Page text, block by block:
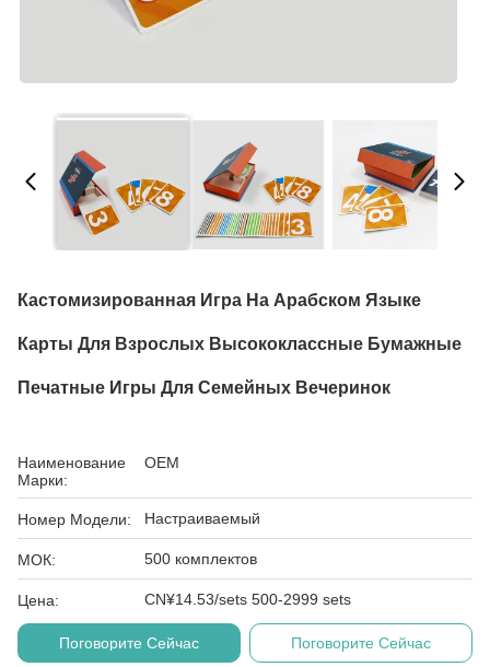
Кастомизированная Игра На Арабском Языке
Карты Для Взрослых Высококлассные Бумажные
Печатные Игры Для Семейных Вечеринок
Наименование
Марки:
OEM
Номер Модели: Настраиваемый
МОК: 500 комплектов
Цена: CN¥14.53/sets 500-2999 sets
Поговорите Сейчас Поговорите Сейчас